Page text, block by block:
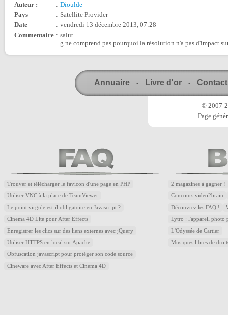
Auteur : : Dioulde
Pays
: Satellite Provider
Date
: vendredi 13 décembre 2013, 07:28
Commentaire : salut
g ne comprend pas pourquoi la résolution n'a pas d'impact
Annuaire - Livre d'or - Contact
© 2007-
Page
Trouver et télécharger le favicon d'une page en PHP
Utiliser VNC à la place de TeamViewer
Le point virgule est-il obligatoire en Javascript ?
Cinema 4D Lite pour After Effects
Enregistrer les clics sur des liens externes avec jQuery
Utiliser HTTPS en local sur Apache
Obfuscation javascript pour protéger son code source
Cineware avec After Effects et Cinema 4D
2 magazines à gagner !
Concours video2brain
Découvrez les FAQ !
Lytro : l'appareil photo
L'Odyssée de Cartier
Musiques libres de